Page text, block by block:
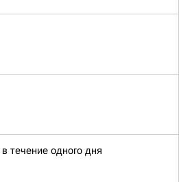
течение одного дня